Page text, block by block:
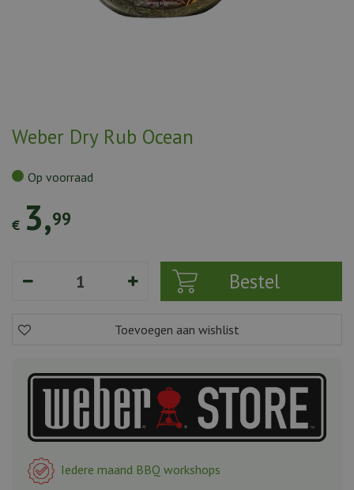
Weber Dry Rub Ocean
€ 3,99
Op voorraad
Iedere maand BBQ workshops